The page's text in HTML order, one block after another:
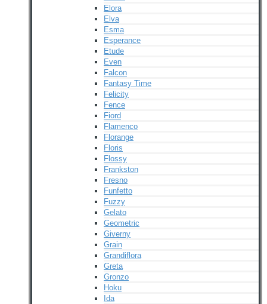
Elora
Elva
Esma
Esperance
Etude
Even
Falcon
Fantasy Time
Felicity
Fence
Fiord
Flamenco
Florange
Floris
Flossy
Frankston
Fresno
Funfetto
Fuzzy
Gelato
Geometric
Giverny
Grain
Grandiflora
Greta
Gronzo
Hoku
Ida